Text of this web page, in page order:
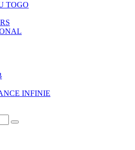
TOGO
INFINIE